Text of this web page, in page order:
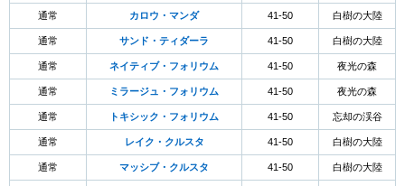
通常 カロウ・マンダ 41-50 白樹の大陸
通常 サンド・ティダーラ 41-50 白樹の大陸
通常 ネイティブ・フォリウム 41-50 夜光の森
通常 ミラージュ・フォリウム 41-50 夜光の森
通常 トキシック・フォリウム 41-50 忘却の渓谷
通常 レイク・クルスタ 41-50 白樹の大陸
通常 マッシブ・クルスタ 41-50 白樹の大陸